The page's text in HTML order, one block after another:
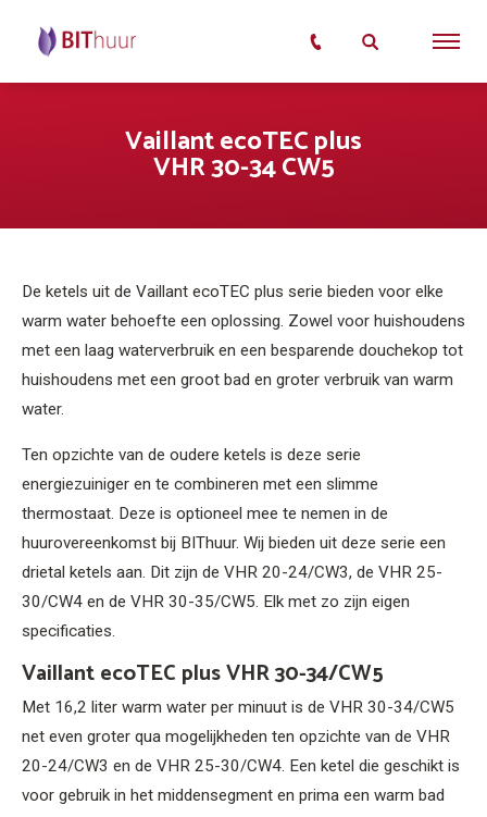
Vaillant ecoTEC plus
VHR 30-34 CW5
De ketels uit de Vaillant ecoTEC plus serie bieden voor elke
warm water behoefte een oplossing. Zowel voor huishoudens
met een laag waterverbruik en een besparende douchekop tot
huishoudens met een groot bad en groter verbruik van warm
water.
Ten opzichte van de oudere ketels is deze serie
energiezuiniger en te combineren met een slimme
thermostaat. Deze is optioneel mee te nemen in de
huurovereenkomst bij BIThuur. Wij bieden uit deze serie een
drietal ketels aan. Dit zijn de VHR 20-24/CW3, de VHR 25-
30/CW4 en de VHR 30-35/CW5. Elk met zo zijn eigen
specificaties.
Vaillant ecoTEC plus VHR 30-34/CW5
Met 16,2 liter warm water per minuut is de VHR 30-34/CW5
net even groter qua mogelijkheden ten opzichte van de VHR
20-24/CW3 en de VHR 25-30/CW4. Een ketel die geschikt is
voor gebruik in het middensegment en prima een warm bad